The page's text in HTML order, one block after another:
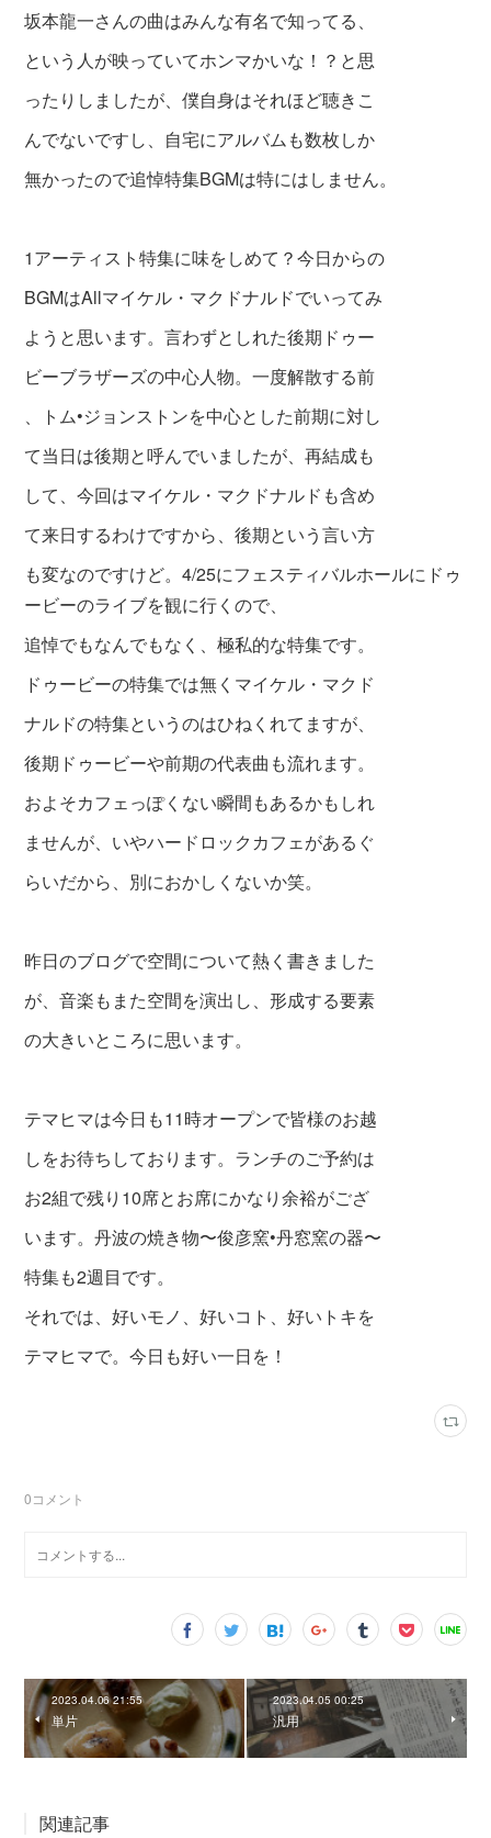
坂本龍一さんの曲はみんな有名で知ってる、
という人が映っていてホンマかいな！？と思
ったりしましたが、僕自身はそれほど聴きこ
んでないですし、自宅にアルバムも数枚しか
無かったので追悼特集BGMは特にはしません。
1アーティスト特集に味をしめて？今日からの
BGMはAllマイケル・マクドナルドでいってみ
ようと思います。言わずとしれた後期ドゥー
ビーブラザーズの中心人物。一度解散する前
、トム•ジョンストンを中心とした前期に対し
て当日は後期と呼んでいましたが、再結成も
して、今回はマイケル・マクドナルドも含め
て来日するわけですから、後期という言い方
も変なのですけど。4/25にフェスティバルホールにドゥ
ービーのライブを観に行くので、
追悼でもなんでもなく、極私的な特集です。
ドゥービーの特集では無くマイケル・マクド
ナルドの特集というのはひねくれてますが、
後期ドゥービーや前期の代表曲も流れます。
およそカフェっぽくない瞬間もあるかもしれ
ませんが、いやハードロックカフェがあるぐ
らいだから、別におかしくないか笑。
昨日のブログで空間について熱く書きました
が、音楽もまた空間を演出し、形成する要素
の大きいところに思います。
テマヒマは今日も11時オープンで皆様のお越
しをお待ちしております。ランチのご予約は
お2組で残り10席とお席にかなり余裕がござ
います。丹波の焼き物〜俊彦窯•丹窓窯の器〜
特集も2週目です。
それでは、好いモノ、好いコト、好いトキを
テマヒマで。今日も好い一日を！
0コメント
2023.04.06 21:55
単片
2023.04.05 00:25
汎用
関連記事